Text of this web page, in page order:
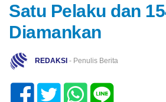
Satu Pelaku dan
Diamankan
REDAKSI - Penulis Berita